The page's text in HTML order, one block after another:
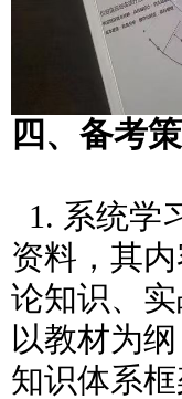
四、备考
1. 系统学
资料，其
论知识、
以教材为
知识体系框